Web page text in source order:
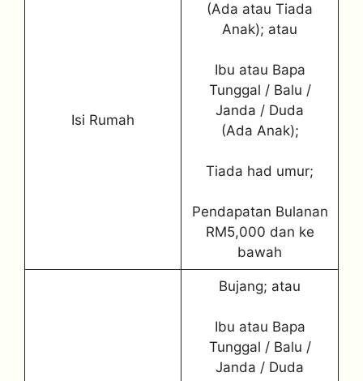
Isi Rumah
(Ada atau Tiada
Anak); atau
Ibu atau Bapa
Tunggal / Balu /
Janda / Duda
(Ada Anak);
Tiada had umur;
Pendapatan Bulanan
RM5,000 dan ke
bawah
Bujang; atau
Ibu atau Bapa
Tunggal / Balu /
Janda / Duda